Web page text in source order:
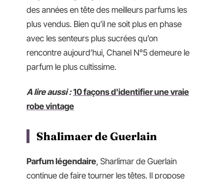
des années en tête des meilleurs parfums les
plus vendus. Bien qu’il ne soit plus en phase
avec les senteurs plus sucrées qu’on
rencontre aujourd’hui, Chanel N°5 demeure le
parfum le plus cultissime.
A lire aussi : 10 façons d'identifier une vraie
robe vintage
Shalimaer de Guerlain
Parfum légendaire, Sharlimar de Guerlain
continue de faire tourner les têtes. Il propose